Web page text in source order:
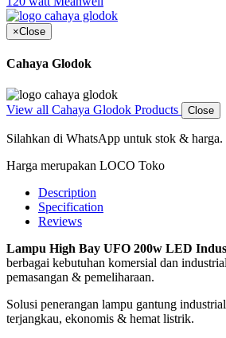
×Close
Cahaya Glodok
View all Cahaya Glodok Products Close
Silahkan di WhatsApp untuk stok & harga.
Harga merupakan LOCO Toko
Description
Specification
Reviews
Lampu High Bay UFO 200w LED
berbagai kebutuhan komersial dan
pemasangan & pemeliharaan.
Solusi penerangan lampu gantung
terjangkau, ekonomis & hemat listrik.